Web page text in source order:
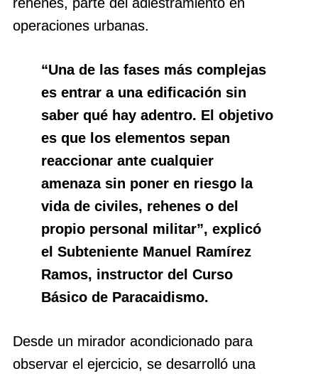
operaciones urbanas.
“Una de las fases más complejas
es entrar a una edificación sin
saber qué hay adentro. El objetivo
es que los elementos sepan
reaccionar ante cualquier
amenaza sin poner en riesgo la
vida de civiles, rehenes o del
propio personal militar”, explicó
el Subteniente Manuel Ramírez
Ramos, instructor del Curso
Básico de Paracaidismo.
Desde un mirador acondicionado para
observar el ejercicio, se desarrolló una